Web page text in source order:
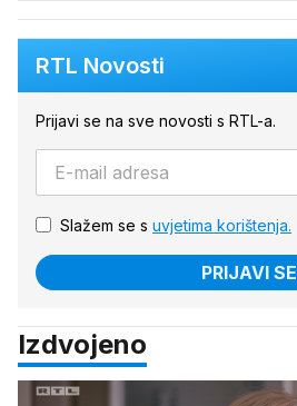
RTL Novosti
Prijavi se na sve novosti s RTL-a.
Slažem se s uvjetima korištenja.
PRIJAVI SE
Izdvojeno